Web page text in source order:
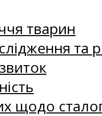
тварин
та
щодо